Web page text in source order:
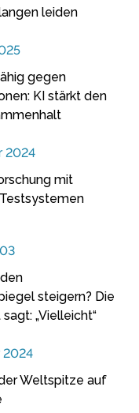
leiden
gegen
KI stärkt den
2024
mit
steigern? Die
„Vielleicht“
2024
Weltspitze auf